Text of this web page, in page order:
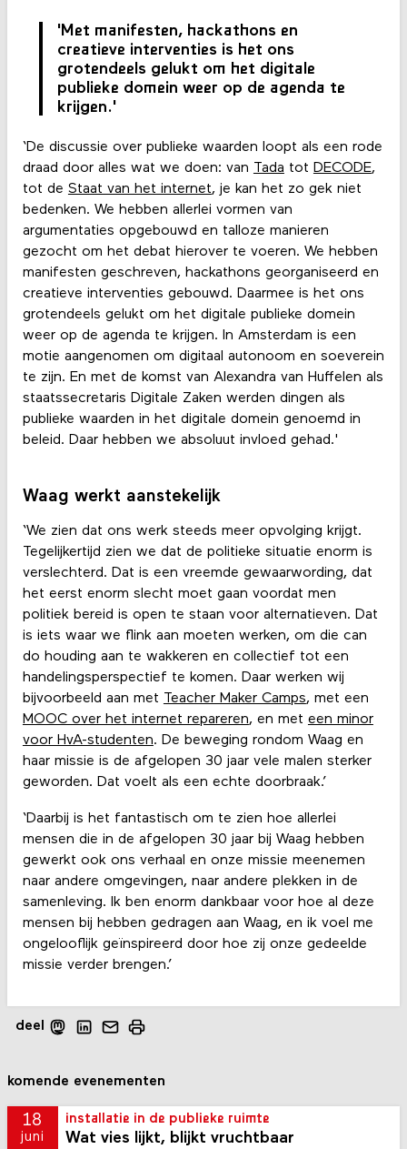
'Met manifesten, hackathons en
creatieve interventies is het ons
grotendeels gelukt om het digitale
publieke domein weer op de agenda te
krijgen.'
‘De discussie over publieke waarden loopt als een rode
draad door alles wat we doen: van Tada tot DECODE,
tot de Staat van het internet, je kan het zo gek niet
bedenken. We hebben allerlei vormen van
argumentaties opgebouwd en talloze manieren
gezocht om het debat hierover te voeren. We hebben
manifesten geschreven, hackathons georganiseerd en
creatieve interventies gebouwd. Daarmee is het ons
grotendeels gelukt om het digitale publieke domein
weer op de agenda te krijgen. In Amsterdam is een
motie aangenomen om digitaal autonoom en soeverein
te zijn. En met de komst van Alexandra van Huffelen als
staatssecretaris Digitale Zaken werden dingen als
publieke waarden in het digitale domein genoemd in
beleid. Daar hebben we absoluut invloed gehad.'
Waag werkt aanstekelijk
‘We zien dat ons werk steeds meer opvolging krijgt.
Tegelijkertijd zien we dat de politieke situatie enorm is
verslechterd. Dat is een vreemde gewaarwording, dat
het eerst enorm slecht moet gaan voordat men
politiek bereid is open te staan voor alternatieven. Dat
is iets waar we flink aan moeten werken, om die can
do houding aan te wakkeren en collectief tot een
handelingsperspectief te komen. Daar werken wij
bijvoorbeeld aan met Teacher Maker Camps, met een
MOOC over het internet repareren, en met een minor
voor HvA-studenten. De beweging rondom Waag en
haar missie is de afgelopen 30 jaar vele malen sterker
geworden. Dat voelt als een echte doorbraak.’
‘Daarbij is het fantastisch om te zien hoe allerlei
mensen die in de afgelopen 30 jaar bij Waag hebben
gewerkt ook ons verhaal en onze missie meenemen
naar andere omgevingen, naar andere plekken in de
samenleving. Ik ben enorm dankbaar voor hoe al deze
mensen bij hebben gedragen aan Waag, en ik voel me
ongelooflijk geïnspireerd door hoe zij onze gedeelde
missie verder brengen.’
deel
komende evenementen
18
juni
installatie in de publieke ruimte
Wat vies lijkt, blijkt vruchtbaar